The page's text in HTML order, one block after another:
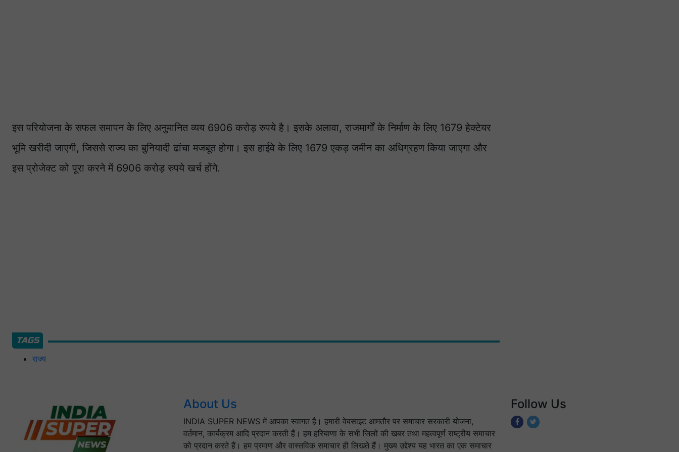
इस परियोजना के सफल समापन के लिए अनुमानित व्यय 6906 करोड़ रुपये है। इसके अलावा, राजमार्गों के निर्माण के लिए 1679 हेक्टेयर
भूमि खरीदी जाएगी, जिससे राज्य का बुनियादी ढांचा मजबूत होगा। इस हाईवे के लिए 1679 एकड़ जमीन का अधिग्रहण किया जाएगा और
इस प्रोजेक्ट को पूरा करने में 6906 करोड़ रुपये खर्च होंगे.
TAGS
राज्य
About Us
INDIA SUPER NEWS में आपका स्वागत है। हमारी वेबसाइट आमतौर पर समाचार सरकारी योजना,
वर्तमान, कार्यक्रम आदि प्रदान करती हैं। हम हरियाणा के सभी जिलों की खबर तथा महत्वपूर्ण राष्ट्रीय समाचार
को प्रदान करते हैं। हम प्रमाण और वास्तविक समाचार ही लिखते हैं। मुख्य उद्देश्य यह भारत का एक समाचार
Follow Us